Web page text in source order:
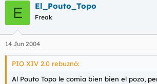
E El_Pouto_Topo
Freak
14 Jun 2004
PIO XIV 2.0 rebuznó:
Al Pouto Topo le comia bien bien el pozo,